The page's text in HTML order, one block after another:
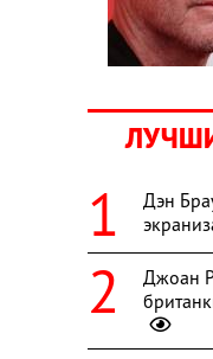
Дэн
Джоан